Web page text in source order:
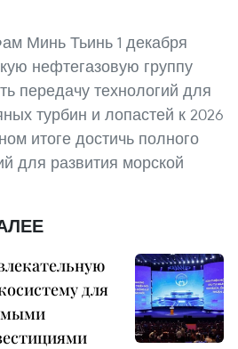
Минь Тьинь 1 декабря
нефтегазовую группу
передачу технологий для
турбин и лопастей к 2026
итоге достичь полного
для развития морской
для